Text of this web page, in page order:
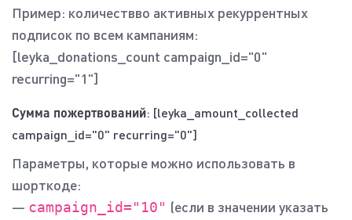
Пример: количествво активных рекуррентных
подписок по всем кампаниям:
[leyka_donations_count campaign_id="0"
recurring="1"]
Сумма пожертвований: [leyka_amount_collected
campaign_id="0" recurring="0"]
Параметры, которые можно использовать в
шорткоде:
— campaign_id="10" (если в значении указать